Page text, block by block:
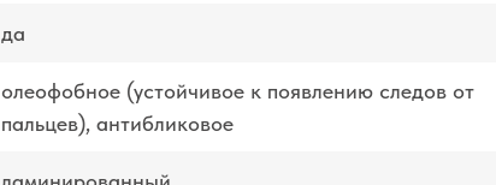
да
олеофобное (устойчивое к появлению следов от
пальцев), антибликовое